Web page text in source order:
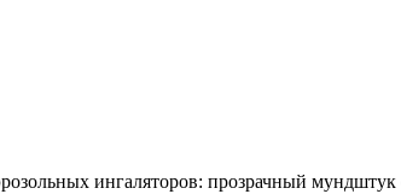
ингаляторов: прозрачный